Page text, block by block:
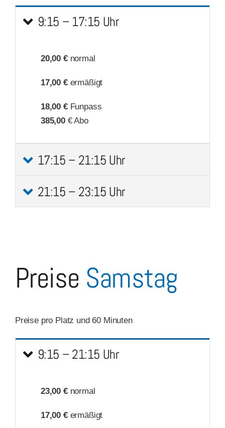
9:15 – 17:15 Uhr
20,00 €normal
17,00 €ermäßigt
18,00 €Funpass
385,00€ Abo
17:15 – 21:15 Uhr
21:15 – 23:15 Uhr
Preise Samstag
Preise pro Platz und 60 Minuten
9:15 – 21:15 Uhr
23,00 €normal
17,00 €ermäßigt